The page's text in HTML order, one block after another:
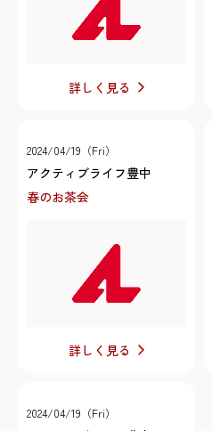
詳しく見る
2024/04/19（Fri）
アクティブライフ豊中
春のお茶会
詳しく見る
2024/04/19（Fri）